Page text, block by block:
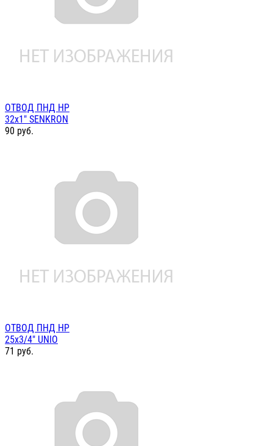
ОТВОД ПНД НР
32х1" SENKRON
90 руб.
ОТВОД ПНД НР
25х3/4" UNIO
71 руб.